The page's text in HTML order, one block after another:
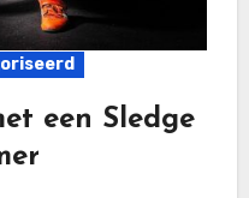
een Sledge